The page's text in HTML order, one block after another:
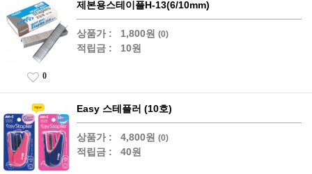
제본용스테이플H-13(6/10mm)
상품가 : 1,800원 (0)
적립금 : 10원
0
Easy 스테플러 (10호)
상품가 : 4,800원 (0)
적립금 : 40원